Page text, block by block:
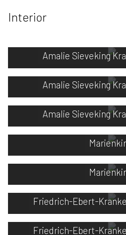
Interior
Amalie Sieveking
Amalie Sieveking
Amalie Sieveking
Friedrich-Ebert-
Friedrich-Ebert-